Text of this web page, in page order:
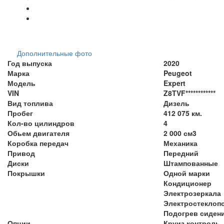
Дополнительные фото
Год выпуска
2020
Марка
Peugeot
Модель
Expert
VIN
Z8TVF************
Вид топлива
Дизель
Пробег
412 075 км.
Кол-во цилиндров
4
Обьем двигателя
2 000 см3
Коробка передач
Механика
Привод
Передний
Диски
Штампованные
Покрышки
Одной марки
Кондиционер
Электрозеркала
Подогрев